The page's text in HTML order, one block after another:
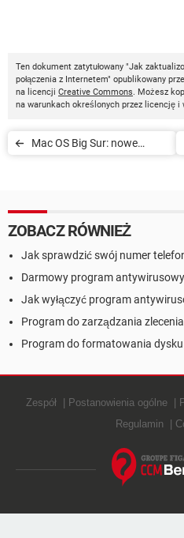
Ten dokument zatytułowany "Jak
połączenia z Internetem" opublikowany
na licencji Creative Commons. Możesz
na warunkach określonych przez licencję
Mac OS Big Sur: nowe
ZOBACZ RÓWNIEŻ
Jak sprawdzić swój numer
Darmowy program
Jak wyłączyć program
Program do zarządzania
Program do formatowania dysku
Zespół Postanowienia ogólne
Regulamin